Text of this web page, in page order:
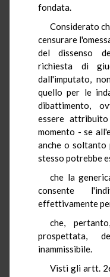
fondata.
Considerato
censurare
del dissenso
richiesta di
dall'imputato,
quello per le
dibattimento,
essere
momento - se
anche o soltanto
stesso potrebbe
che la
consente
effettivamente
che,
prospettata,
inammissibile.
Visti gli artt.